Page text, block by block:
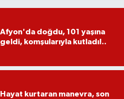
Afyon'da doğdu, 101 yaşına
geldi, komşularıyla kutladı!..
Hayat kurtaran manevra, son